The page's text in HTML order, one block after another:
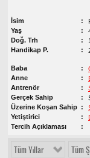
İsim
Yaş
Doğ. Trh
Handikap P.
Baba
Anne
Antrenör
Gerçek Sahip
Üzerine Koşan Sahip
Yetiştirici
Tercih Açıklaması
Tüm Yıllar Tüm